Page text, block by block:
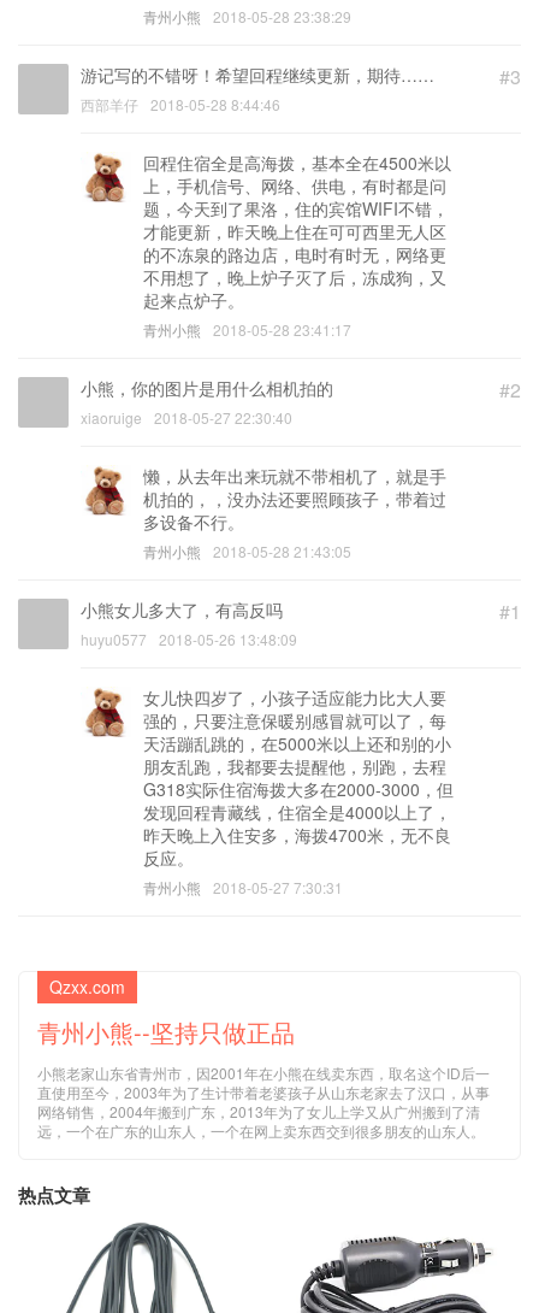
青州小熊 2018-05-28 23:38:29
#3
游记写的不错呀！希望回程继续更新，期待……
西部羊仔 2018-05-28 8:44:46
回程住宿全是高海拨，基本全在4500米以
上，手机信号、网络、供电，有时都是问
题，今天到了果洛，住的宾馆WIFI不错，
才能更新，昨天晚上住在可可西里无人区
的不冻泉的路边店，电时有时无，网络更
不用想了，晚上炉子灭了后，冻成狗，又
起来点炉子。
青州小熊 2018-05-28 23:41:17
#2
小熊，你的图片是用什么相机拍的
xiaoruige 2018-05-27 22:30:40
懒，从去年出来玩就不带相机了，就是手
机拍的，，没办法还要照顾孩子，带着过
多设备不行。
青州小熊 2018-05-28 21:43:05
#1
小熊女儿多大了，有高反吗
huyu0577 2018-05-26 13:48:09
女儿快四岁了，小孩子适应能力比大人要
强的，只要注意保暖别感冒就可以了，每
天活蹦乱跳的，在5000米以上还和别的小
朋友乱跑，我都要去提醒他，别跑，去程
G318实际住宿海拨大多在2000-3000，但
发现回程青藏线，住宿全是4000以上了，
昨天晚上入住安多，海拨4700米，无不良
反应。
青州小熊 2018-05-27 7:30:31
Qzxx.com
青州小熊--坚持只做正品
小熊老家山东省青州市，因2001年在小熊在线卖东西，取名这个ID后一
直使用至今，2003年为了生计带着老婆孩子从山东老家去了汉口，从事
网络销售，2004年搬到广东，2013年为了女儿上学又从广州搬到了清
远，一个在广东的山东人，一个在网上卖东西交到很多朋友的山东人。
热点文章